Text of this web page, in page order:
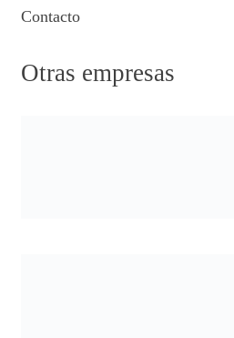
Contacto
Otras empresas